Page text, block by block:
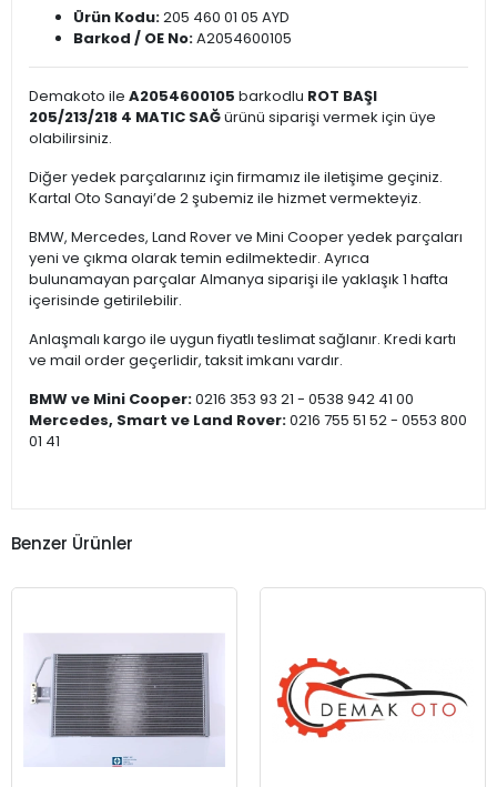
Ürün Kodu:205 460 01 05 AYD
Barkod / OE No:A2054600105
Demakoto ile A2054600105 barkodlu ROT BAŞI
205/213/218 4 MATIC SAĞürünü siparişi vermek için üye
olabilirsiniz.
Diğer yedek parçalarınız için firmamız ile iletişime geçiniz.
Kartal Oto Sanayi’de 2 şubemiz ile hizmet vermekteyiz.
BMW, Mercedes, Land Rover ve Mini Cooper yedek parçaları
yeni ve çıkma olarak temin edilmektedir. Ayrıca
bulunamayan parçalar Almanya siparişi ile yaklaşık 1 hafta
içerisinde getirilebilir.
Anlaşmalı kargo ile uygun fiyatlı teslimat sağlanır. Kredi kartı
ve mail order geçerlidir, taksit imkanı vardır.
BMW ve Mini Cooper:0216 353 93 21 - 0538 942 41 00
Mercedes, Smart ve Land Rover:0216 755 51 52 - 0553 800
01 41
Benzer Ürünler